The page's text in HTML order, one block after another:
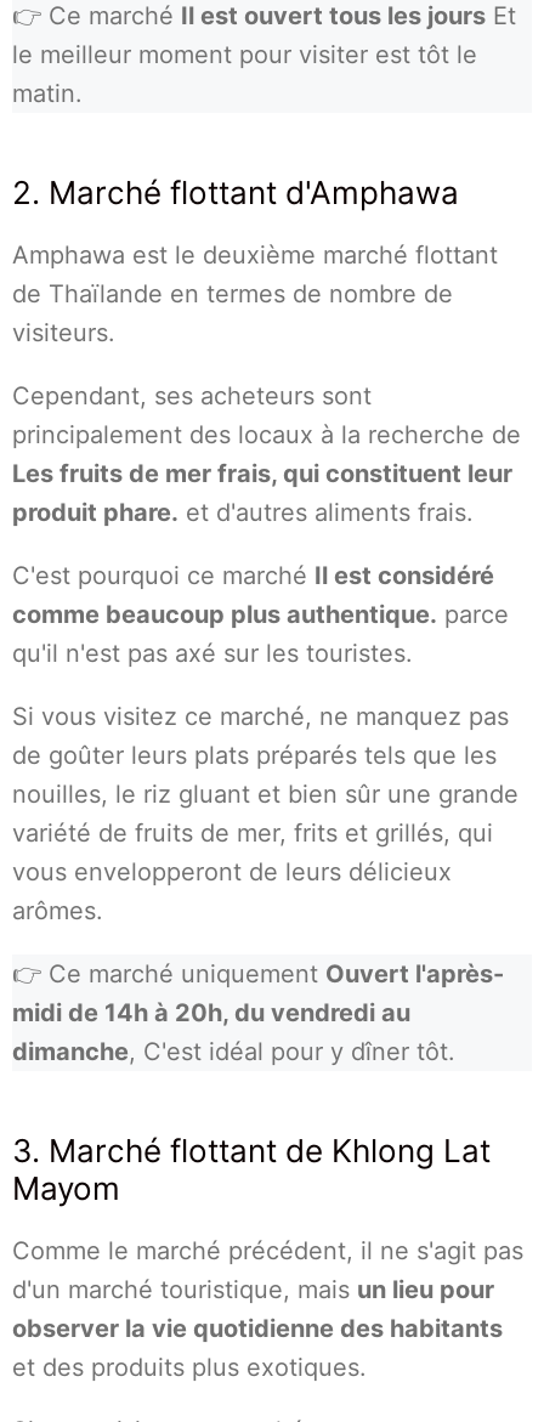
👉 Ce marché Il est ouvert tous les jours Et
le meilleur moment pour visiter est tôt le
matin.
2. Marché flottant d'Amphawa
Amphawa est le deuxième marché flottant
de Thaïlande en termes de nombre de
visiteurs.
Cependant, ses acheteurs sont
principalement des locaux à la recherche de
Les fruits de mer frais, qui constituent leur
produit phare. et d'autres aliments frais.
C'est pourquoi ce marché Il est considéré
comme beaucoup plus authentique. parce
qu'il n'est pas axé sur les touristes.
Si vous visitez ce marché, ne manquez pas
de goûter leurs plats préparés tels que les
nouilles, le riz gluant et bien sûr une grande
variété de fruits de mer, frits et grillés, qui
vous envelopperont de leurs délicieux
arômes.
👉 Ce marché uniquement Ouvert l'après-
midi de 14h à 20h, du vendredi au
dimanche, C'est idéal pour y dîner tôt.
3. Marché flottant de Khlong Lat
Mayom
Comme le marché précédent, il ne s'agit pas
d'un marché touristique, mais un lieu pour
observer la vie quotidienne des habitants
et des produits plus exotiques.